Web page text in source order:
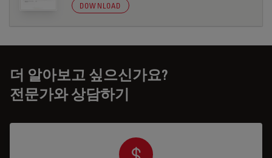
DOWNLOAD
더 알아보고 싶으신가요?
전문가와 상담하기